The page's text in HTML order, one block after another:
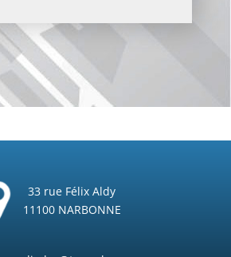
33 rue Félix Aldy
11100 NARBONNE